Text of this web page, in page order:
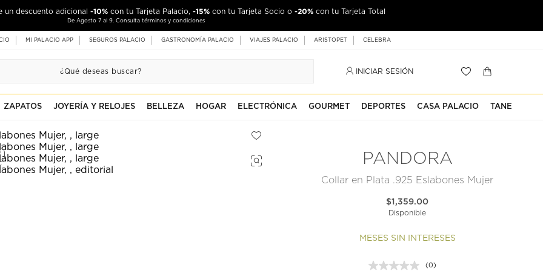
un descuento adicional -10% con tu Tarjeta Palacio, -15% con tu Tarjeta Socio o -20% con tu Tarjeta Total
De Agosto 7 al 9. Consulta términos y condiciones
MI PALACIO APP SEGUROS PALACIO GASTRONOMÍA PALACIO VIAJES PALACIO ARISTOPET CELEBRA
INICIAR SESIÓN
ZAPATOS JOYERÍA Y RELOJES BELLEZA HOGAR ELECTRÓNICA GOURMET DEPORTES CASA PALACIO TANE
PANDORA
Collar en Plata .925 Eslabones Mujer
$1,359.00
Disponible
MESES SIN INTERESES
(0)